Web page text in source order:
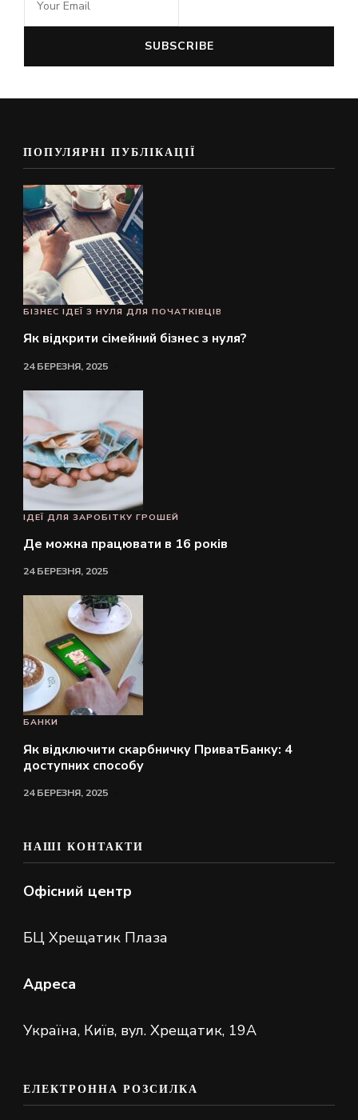
ПОПУЛЯРНІ ПУБЛІКАЦІЇ
БІЗНЕС ІДЕЇ З НУЛЯ ДЛЯ ПОЧАТКІВЦІВ
Як відкрити сімейний бізнес з нуля?
24 БЕРЕЗНЯ, 2025
ІДЕЇ ДЛЯ ЗАРОБІТКУ ГРОШЕЙ
Де можна працювати в 16 років
24 БЕРЕЗНЯ, 2025
БАНКИ
Як відключити скарбничку ПриватБанку: 4
доступних способу
24 БЕРЕЗНЯ, 2025
НАШІ КОНТАКТИ
Офісний центр
БЦ Хрещатик Плаза
Адреса
Україна, Київ, вул. Хрещатик, 19А
ЕЛЕКТРОННА РОЗСИЛКА